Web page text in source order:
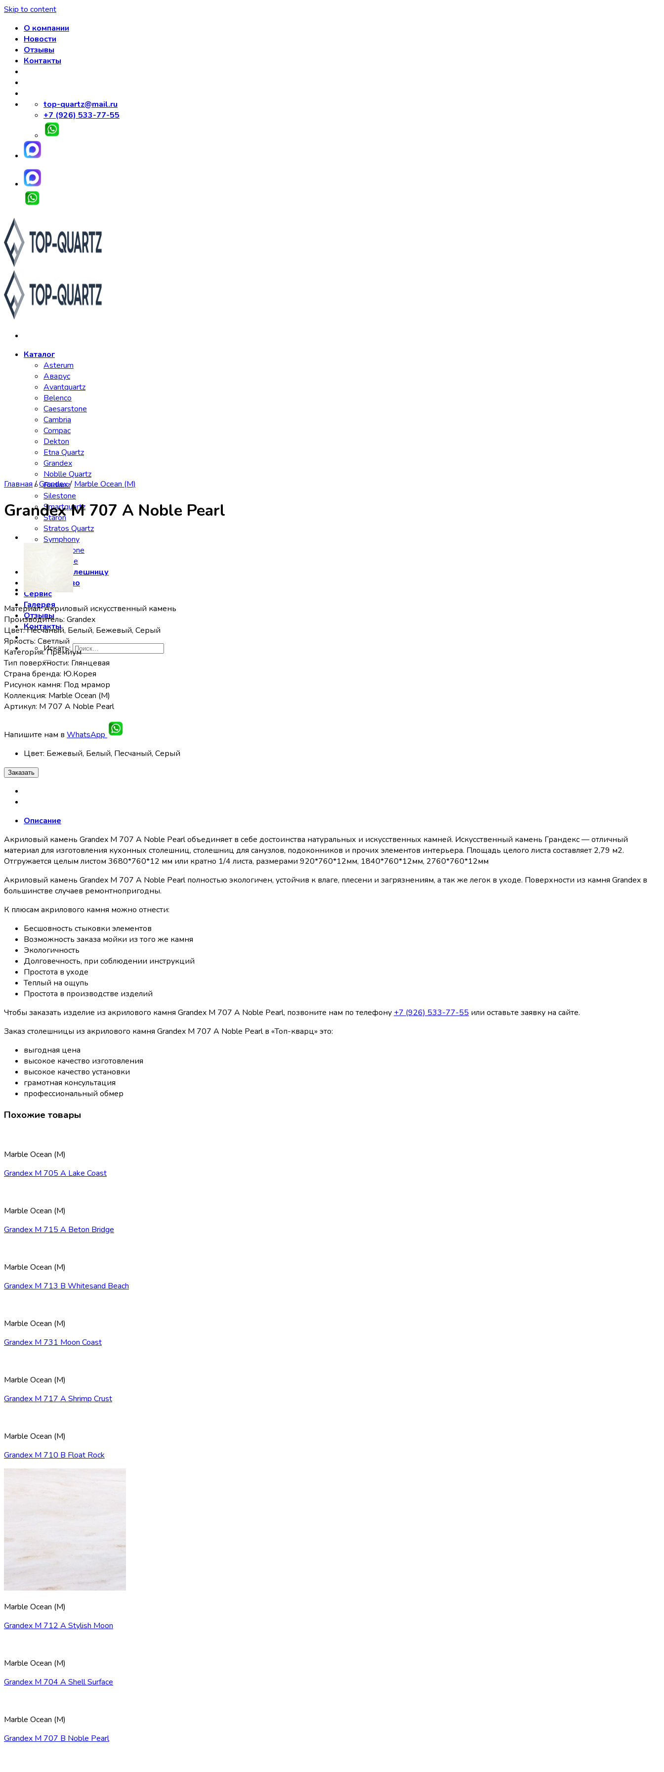
Skip to content
О компании
Новости
Отзывы
Контакты
top-quartz@mail.ru
+7 (926) 533-77-55
Каталог
Asterum
Аварус
Avantquartz
Belenco
Caesarstone
Cambria
Compac
Dekton
Etna Quartz
Grandex
Noblle Quartz
Radianz
Silestone
Smartquartz
Staron
Stratos Quartz
Symphony
Technistone
Vicostone
Заказать столешницу
Производство
Сервис
Галерея
Отзывы
Контакты
Искать:
Главная /Grandex/ Marble Ocean (M)
Grandex M 707 А Noble Pearl
Материал: Акриловый искусственный камень
Производитель: Grandex
Цвет: Песчаный, Белый, Бежевый, Серый
Яркость: Светлый
Категория: Премиум
Тип поверхности: Глянцевая
Страна бренда: Ю.Корея
Рисунок камня: Под мрамор
Коллекция: Marble Ocean (M)
Артикул: M 707 А Noble Pearl
Напишите нам в WhatsApp
Цвет: Бежевый, Белый, Песчаный, Серый
Заказать
Описание
Акриловый камень Grandex M 707 А Noble Pearl объединяет в себе достоинства натуральных и искусственных камней. Искусственный камень Грандекс — отличный
материал для изготовления кухонных столешниц, столешниц для санузлов, подоконников и прочих элементов интерьера. Площадь целого листа составляет 2,79 м2.
Отгружается целым листом 3680*760*12 мм или кратно 1/4 листа, размерами 920*760*12мм, 1840*760*12мм, 2760*760*12мм
Акриловый камень Grandex M 707 А Noble Pearl полностью экологичен, устойчив к влаге, плесени и загрязнениям, а так же легок в уходе. Поверхности из камня Grandex в
большинстве случаев ремонтнопригодны.
К плюсам акрилового камня можно отнести:
Бесшовность стыковки элементов
Возможность заказа мойки из того же камня
Экологичность
Долговечность, при соблюдении инструкций
Простота в уходе
Теплый на ощупь
Простота в производстве изделий
Чтобы заказать изделие из акрилового камня Grandex M 707 А Noble Pearl, позвоните нам по телефону +7 (926) 533-77-55 или оставьте заявку на сайте.
Заказ столешницы из акрилового камня Grandex M 707 А Noble Pearl в «Топ-кварц» это:
выгодная цена
высокое качество изготовления
высокое качество установки
грамотная консультация
профессиональный обмер
Похожие товары
Marble Ocean (M)
Grandex M 705 A Lake Coast
Marble Ocean (M)
Grandex M 715 A Beton Bridge
Marble Ocean (M)
Grandex M 713 B Whitesand Beach
Marble Ocean (M)
Grandex M 731 Moon Coast
Marble Ocean (M)
Grandex M 717 A Shrimp Crust
Marble Ocean (M)
Grandex M 710 B Float Rock
Marble Ocean (M)
Grandex M 712 A Stylish Moon
Marble Ocean (M)
Grandex M 704 A Shell Surface
Marble Ocean (M)
Grandex M 707 В Noble Pearl